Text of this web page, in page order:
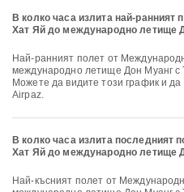
В колко часа излита най-
Хат Яй до международно летище
Най-ранният полет от Международно летище Хат Яй до
международно летище Дон Муанг с
Можете да видите този график и
Airpaz.
В колко часа излита последният
Хат Яй до международно летище
Най-късният полет от Международно летище Хат Яй до